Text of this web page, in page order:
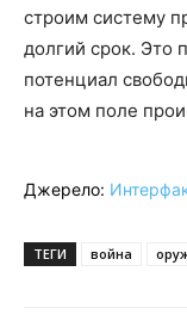
строим систему
долгий срок. Это
потенциал
на этом поле
Джерело:
ТЕГИ война